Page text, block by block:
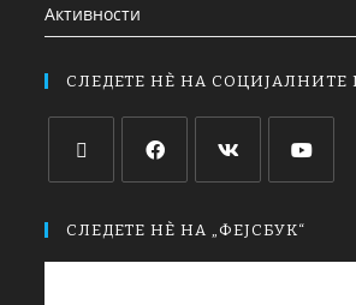
Активности
СЛЕДЕТЕ НЀ НА
СЛЕДЕТЕ НЀ НА „ФЕЈСБУК“